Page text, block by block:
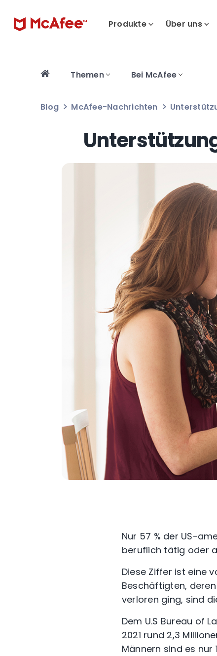
Produkte Über uns
Themen Bei McAfee
Blog McAfee-Nachrichten
Nur 57 % der US-
beruflich tätig oder
Diese Ziffer ist eine
Beschäftigten,
verloren ging, sind
Dem U.S Bureau of
2021 rund 2,3
Männern sind es nur